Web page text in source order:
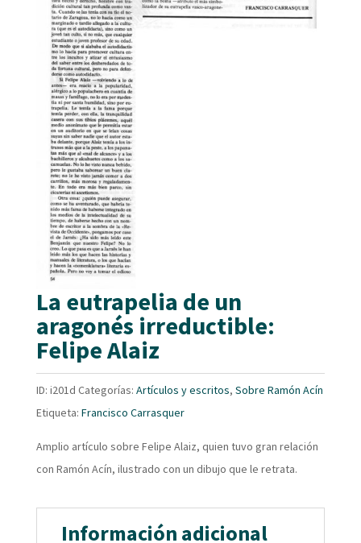
La eutrapelia de un
aragonés irreductible:
Felipe Alaiz
ID: i201d Categorías: Artículos y escritos, Sobre Ramón Acín
Etiqueta: Francisco Carrasquer
Amplio artículo sobre Felipe Alaiz, quien tuvo gran relación
con Ramón Acín, ilustrado con un dibujo que le retrata.
Información adicional